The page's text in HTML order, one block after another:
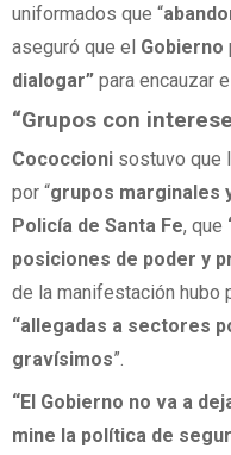
uniformados que “
aseguró que el Gobierno
dialogar” para encauzar
“Grupos con
Cococcioni sostuvo que
por “grupos marginales
Policía de Santa Fe, que
posiciones de poder y
de la manifestación hubo
“allegadas a sectores
gravísimos”.
“El Gobierno no va a
mine la política de